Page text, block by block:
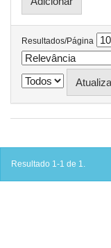
Resultados/Página
Resultado 1-1 de 1.